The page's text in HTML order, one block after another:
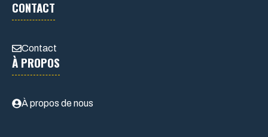
CONTACT
Contact
À PROPOS
À propos de nous